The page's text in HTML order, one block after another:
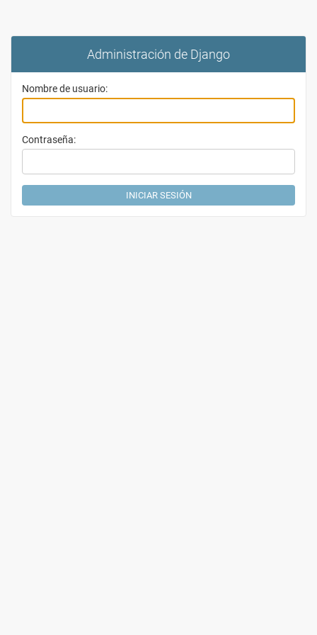
Administración de Django
Nombre de usuario:
Contraseña: